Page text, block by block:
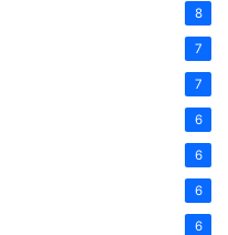
8
7
7
6
6
6
6